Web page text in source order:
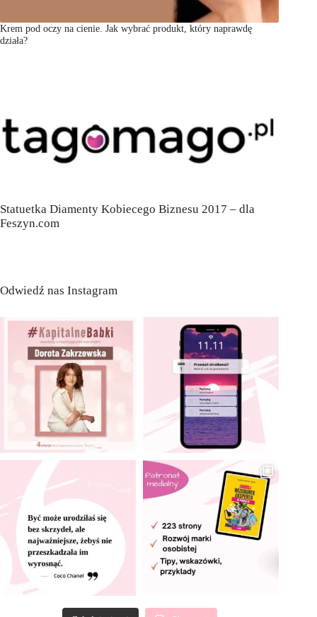
Krem pod oczy na cienie. Jak wybrać produkt, który naprawdę
działa?
Statuetka Diamenty Kobiecego Biznesu 2017 – dla
Feszyn.com
Odwiedź nas Instagram